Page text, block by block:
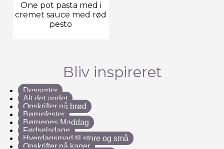
One pot pasta med i
cremet sauce med rød
pesto
Bliv inspireret
Desserter
Alt det andet
Opskrifter på brød
Børnefester
Børnenes Maddag
Fødselsdage
Hverdagsmad til store og små
Opskrifter på kager